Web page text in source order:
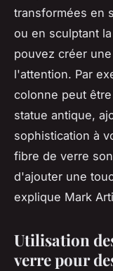
transformées en
ou en sculptant
pouvez créer
l'attention. Par
colonne peut
statue antique,
sophistication à
fibre de verre
d'ajouter une
explique Mark
Utilisation
verre pour